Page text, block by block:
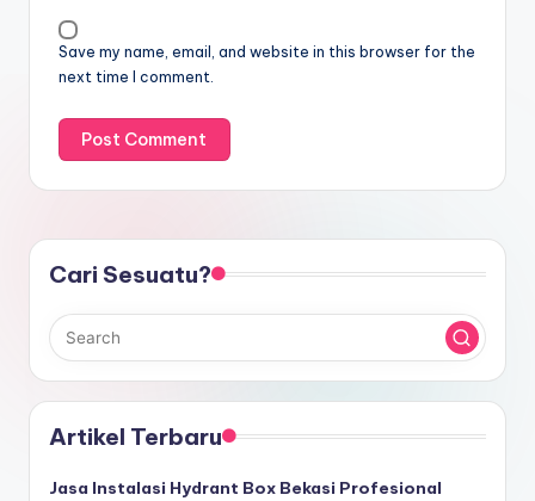
Save my name, email, and website in this browser for the
next time I comment.
Cari Sesuatu?
Artikel Terbaru
Jasa Instalasi Hydrant Box Bekasi Profesional